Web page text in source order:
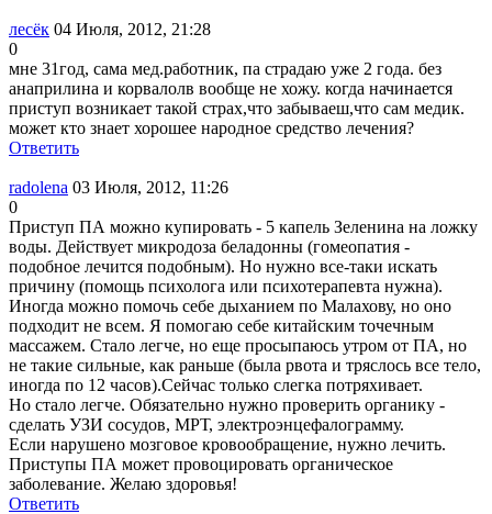
лесёк 04 Июля, 2012, 21:28
0
мне 31год, сама мед.работник, па страдаю уже 2 года. без
анаприлина и корвалолв вообще не хожу. когда начинается
приступ возникает такой страх,что забываеш,что сам медик.
может кто знает хорошее народное средство лечения?
Ответить
radolena 03 Июля, 2012, 11:26
0
Приступ ПА можно купировать - 5 капель Зеленина на ложку
воды. Действует микродоза беладонны (гомеопатия -
подобное лечится подобным). Но нужно все-таки искать
причину (помощь психолога или психотерапевта нужна).
Иногда можно помочь себе дыханием по Малахову, но оно
подходит не всем. Я помогаю себе китайским точечным
массажем. Стало легче, но еще просыпаюсь утром от ПА, но
не такие сильные, как раньше (была рвота и тряслось все тело,
иногда по 12 часов).Сейчас только слегка потряхивает.
Но стало легче. Обязательно нужно проверить органику -
сделать УЗИ сосудов, МРТ, электроэнцефалограмму.
Если нарушено мозговое кровообращение, нужно лечить.
Приступы ПА может провоцировать органическое
заболевание. Желаю здоровья!
Ответить